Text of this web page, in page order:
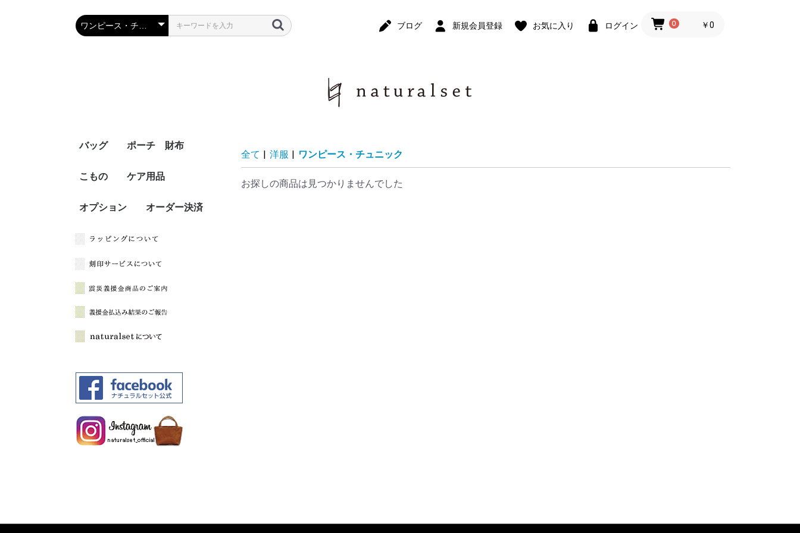
ブログ 新規会員登録 お気に入り ログイン 0 ￥0
バッグ ポーチ 財布
こもの ケア用品
オプション オーダー決済
全て | 洋服 | ワンピース・チュニック
お探しの商品は見つかりませんでした